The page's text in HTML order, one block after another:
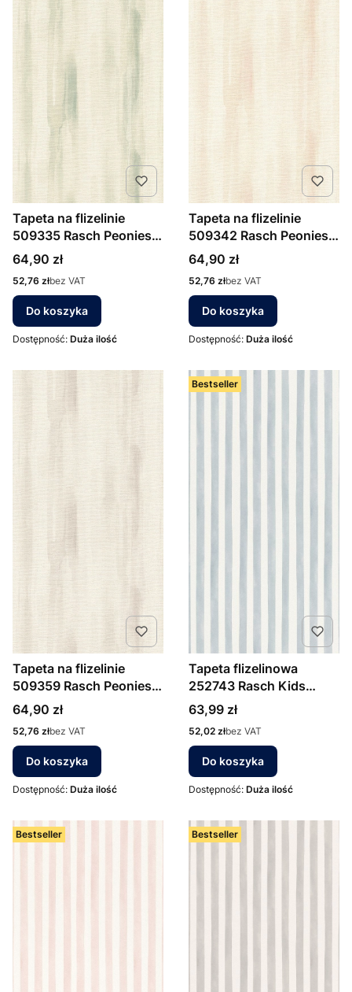
Tapeta na flizelinie
509335 Rasch Peonies
zielone smugi
Cena
64,90 zł
Cena
52,76 złbez VAT
Do koszyka
Dostępność: Duża ilość
Tapeta na flizelinie
509342 Rasch Peonies
różowo beżowe smugi
Cena
64,90 zł
Cena
52,76 złbez VAT
Do koszyka
Dostępność: Duża ilość
Tapeta na flizelinie
509359 Rasch Peonies
szare smugi
Cena
64,90 zł
Cena
52,76 złbez VAT
Do koszyka
Dostępność: Duża ilość
Bestseller
Tapeta flizelinowa
252743 Rasch Kids
World II paski, paseczki,
niebieskie
Cena
63,99 zł
Cena
52,02 złbez VAT
Do koszyka
Dostępność: Duża ilość
Bestseller Bestseller